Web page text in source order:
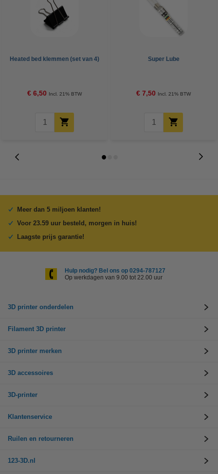
Heated bed klemmen (set van 4)
€ 6,50 Incl. 21% BTW
Super Lube
€ 7,50 Incl. 21% BTW
Meer dan 5 miljoen klanten!
Voor 23.59 uur besteld, morgen in huis!
Laagste prijs garantie!
Hulp nodig? Bel ons op 0294-787127
Op werkdagen van 9.00 tot 22.00 uur
3D printer onderdelen
Filament 3D printer
3D printer merken
3D accessoires
3D-printer
Klantenservice
Ruilen en retourneren
123-3D.nl